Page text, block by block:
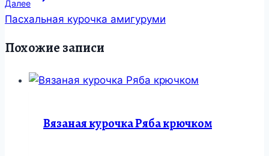
Далее
Пасхальная курочка амигуруми
Похожие записи
Вязаная курочка Ряба крючком